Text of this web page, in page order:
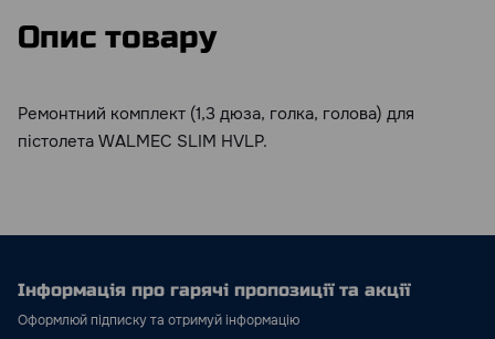
Опис товару
Ремонтний комплект (1,3 дюза, голка, голова) для
пістолета WALMEC SLIM HVLP.
Інформація про гарячі пропозиції та акції
Оформлюй підписку та отримуй інформацію